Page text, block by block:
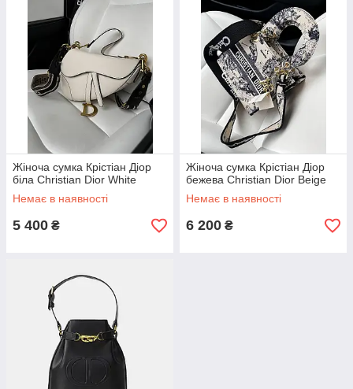
Жіноча сумка Крістіан Діор
біла Christian Dior White
Немає в наявності
5 400 ₴
Жіноча сумка Крістіан Діор
бежева Christian Dior Beige
Немає в наявності
6 200 ₴